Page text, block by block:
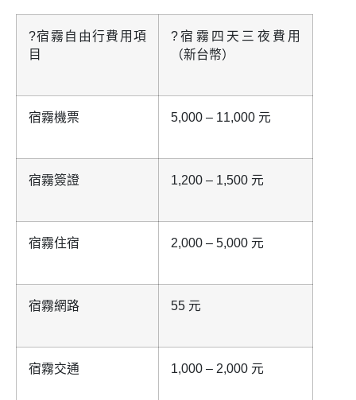
?宿霧自由行費用項
目
?宿霧四天三夜費用
（新台幣）
宿霧機票 5,000 – 11,000 元
宿霧簽證 1,200 – 1,500 元
宿霧住宿 2,000 – 5,000 元
宿霧網路 55 元
宿霧交通 1,000 – 2,000 元